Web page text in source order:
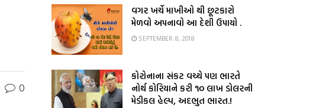
0
વગર ખર્ચે માખીઓ થી છૂટકારો
મેળવો અપનાવો આ દેશી ઉપાયો .
SEPTEMBER 8, 2018
કોરોનાના સંકટ વચ્ચે પણ ભારતે
નોર્થ કોરિયાને કરી ૧૦ લાખ ડોલરની
મેડીકલ હેલ્પ, અદભુત ભારત.!